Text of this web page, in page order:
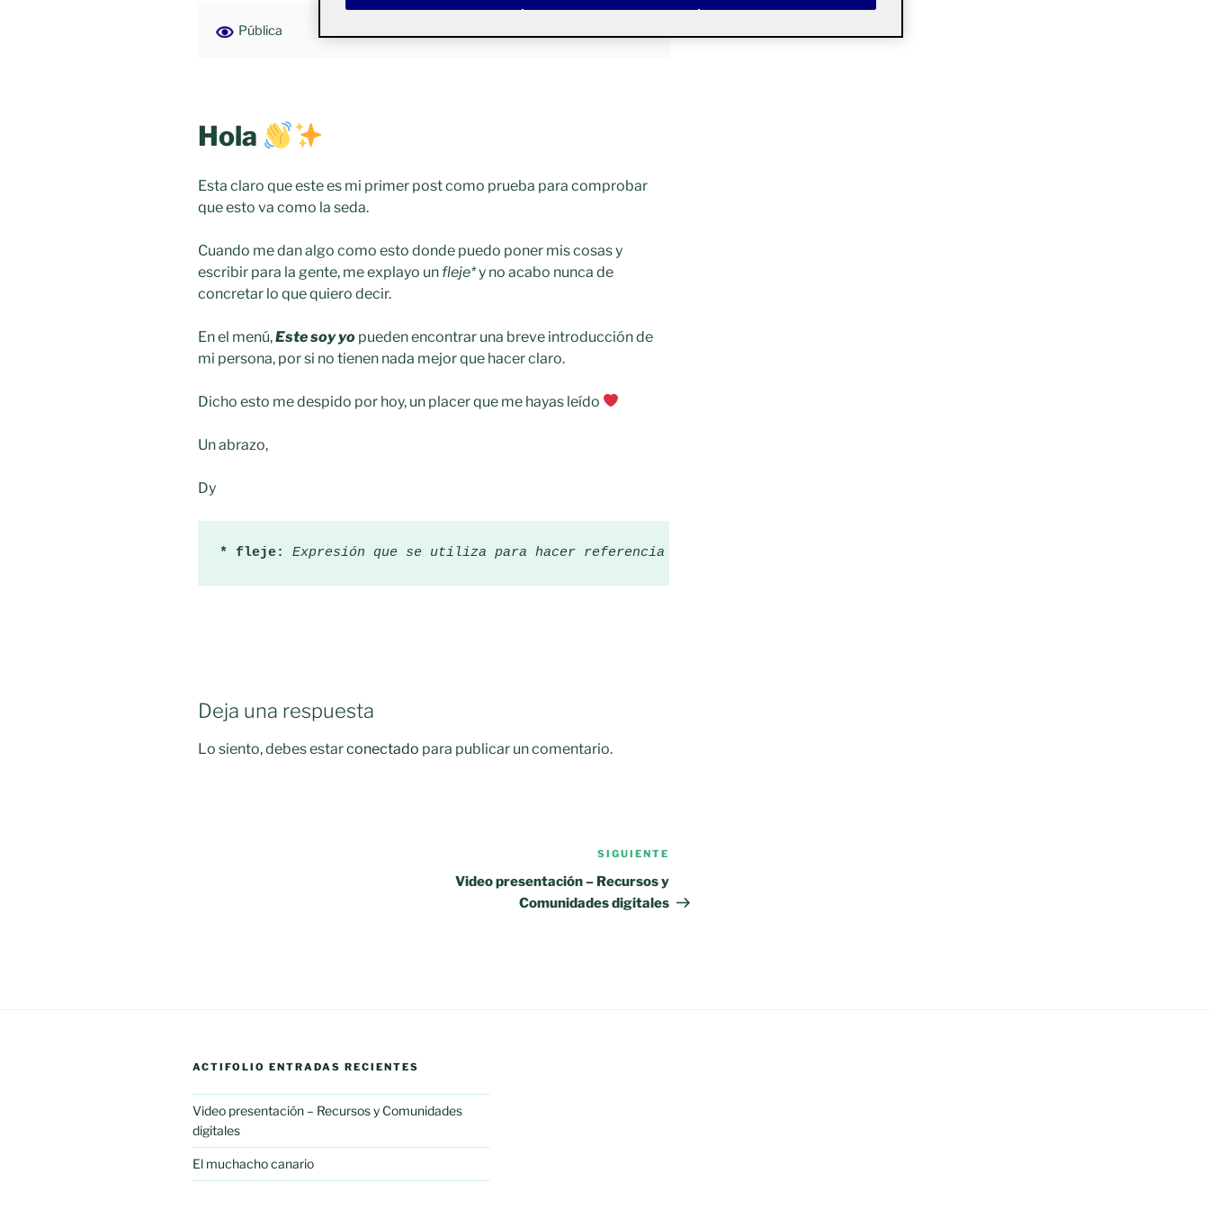
Pública
Hola
Esta claro que este es mi primer post como prueba para comprobar
que esto va como la seda.
Cuando me dan algo como esto donde puedo poner mis cosas y
escribir para la gente, me explayo un fleje*y no acabo nunca de
concretar lo que quiero decir.
En el menú,Este soy yo pueden encontrar una breve introducción de
mi persona, por si no tienen nada mejor que hacer claro.
Dicho esto me despido por hoy, un placer que me hayas leído
Un abrazo,
Dy
* fleje: Expresión que se utiliza para hacer referencia a una gran cantidad o como sinónimo de 'mucho'.
Deja una respuesta
Lo siento, debes estarconectado para publicar un comentario.
entrada
SIGUIENTE
Video presentación – Recursos y
Comunidades digitales
ACTIFOLIO ENTRADAS RECIENTES
Video presentación – Recursos y Comunidades
digitales
El muchacho canario